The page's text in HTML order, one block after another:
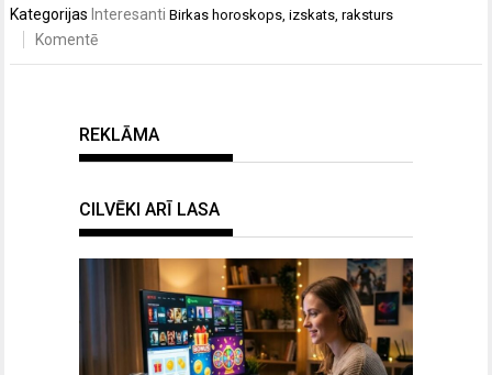
Kategorijas Interesanti Birkas horoskops,izskats,raksturs
Komentē
REKLĀMA
CILVĒKI ARĪ LASA